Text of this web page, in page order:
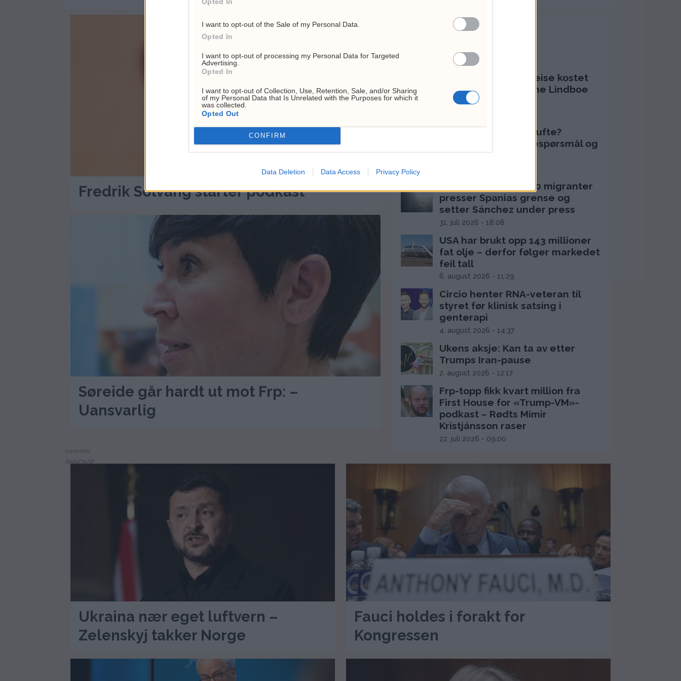
I want to opt-out of the Sale of my Personal Data.
Opted In
I want to opt-out of processing my Personal Data for Targeted
Advertising.
Opted In
I want to opt-out of Collection, Use, Retention, Sale, and/or Sharing
of my Personal Data that Is Unrelated with the Purposes for which it
was collected.
Opted Out
CONFIRM
Data Deletion Data Access Privacy Policy
Fredrik Solvang starter podkast
Søreide går hardt ut mot Frp: –
Uansvarlig
Mest lest
MEST LESTE ARTIKLER
Lubna Jafferys VM-reise kostet
136.778 kroner – Anne Lindboe
brukte 43.524
Hvorfor døde Olaf Tufte?
Hjertestans, vaksinespørsmål og
toppidrettens risiko
Ceuta-krisen: 60.000 migranter
presser Spanias grense og
setter Sánchez under press
31. juli 2026 - 18:08
USA har brukt opp 143 millioner
fat olje – derfor følger markedet
feil tall
6. august 2026 - 11:29
Circio henter RNA-veteran til
styret før klinisk satsing i
genterapi
4. august 2026 - 14:37
Ukens aksje: Kan ta av etter
Trumps Iran-pause
2. august 2026 - 12:17
Frp-topp fikk kvart million fra
First House for «Trump-VM»-
podkast – Rødts Mímir
Kristjánsson raser
22. juli 2026 - 09:00
ANNONSE
Ukraina nær eget luftvern –
Zelenskyj takker Norge
Fauci holdes i forakt for
Kongressen